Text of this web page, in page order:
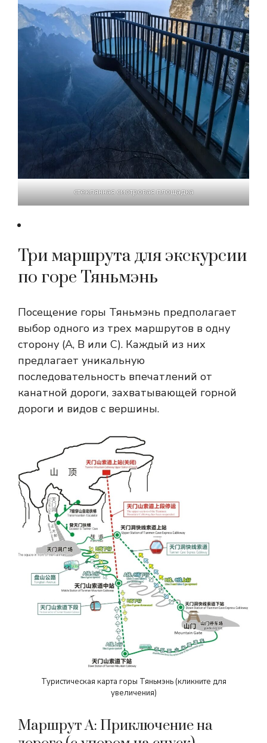
стеклянная смотровая площадка
Три маршрута для экскурсии
по горе Тяньмэнь
Посещение горы Тяньмэнь предполагает
выбор одного из трех маршрутов в одну
сторону (A, B или C). Каждый из них
предлагает уникальную
последовательность впечатлений от
канатной дороги, захватывающей горной
дороги и видов с вершины.
Туристическая карта горы Тяньмэнь (кликните для
увеличения)
Маршрут A: Приключение на